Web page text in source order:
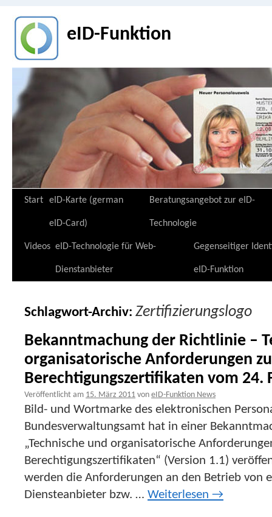
eID-Funktion
Zum
springen
Start eID-Karte (german
eID-Card)
Beratungsangebot zur eID-
Technologie
Videos eID-Technologie für Web-
Dienstanbieter
Gegenseitiger
eID-Funktion
Schlagwort-Archiv: Zertifizierungslogo
Bekanntmachung der Richtlinie –
organisatorische Anforderungen
Berechtigungszertifikaten vom 24.
Veröffentlicht am 15. März 2011 von eID-Funktion News
Bild- und Wortmarke des elektronischen
Bundesverwaltungsamt hat in einer
„Technische und organisatorische
Berechtigungszertifikaten“ (Version 1.1)
werden die Anforderungen an den Betrieb von
Diensteanbieter bzw. … Weiterlesen →